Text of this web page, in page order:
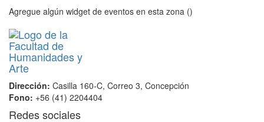
Agregue algún widget de eventos en esta zona ()
Dirección: Casilla 160-C, Correo 3, Concepción
Fono: +56 (41) 2204404
Redes sociales